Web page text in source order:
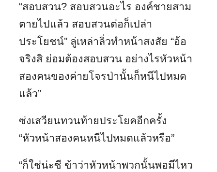
“สอบสวน? สอบสวนอะไร องค์ชายสาม
ตายไปแล้ว สอบสวนต่อก็เปล่า
ประโยชน์” ลู่เหล่าลิ่วทำหน้าสงสัย “อ้อ
จริงสิ ย่อมต้องสอบสวน อย่างไรหัวหน้า
สองคนของค่ายโจรป่านั้นก็หนีไปหมด
แล้ว”
ซ่งเสวียนทวนท้ายประโยคอีกครั้ง
“หัวหน้าสองคนหนีไปหมดแล้วหรือ”
“ก็ใช่น่ะซี ข้าว่าหัวหน้าพวกนั้นพอมีไหว